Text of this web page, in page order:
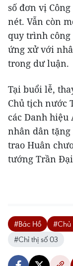
số đơn vị
nét. Vẫn còn
quy trình công
ứng xử với
trong dư luận.
Tại buổi lễ,
Chủ tịch nước
các Danh
nhân dân tặng
trao Huân
tướng Trần Đại
#Bác Hồ #Chủ
#Chỉ thị số 03